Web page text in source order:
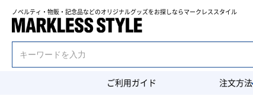
ノベルティ・物販・記念品などのオリジナルグッズを お探しならマークレススタイル
ご利用ガイド 注文方法